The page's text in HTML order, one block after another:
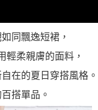
同飄逸短裙，
輕柔親膚的面料，
在的夏日穿搭風格。
搭單品。